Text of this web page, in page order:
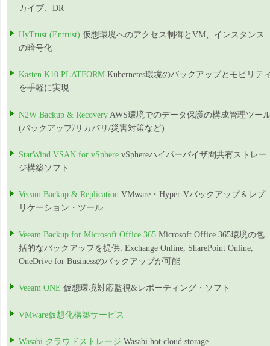
カイブ、DR
HyTrust (Entrust) 仮想環境へのアクセス制御とVM、インスタンス
の暗号化
Kasten K10 PLATFORM Kubernetes環境のバックアップとモビリテ
を手軽に実現
N2W Backup & Recovery AWS環境でのデータ保護の構成管理ツー
(バックアップ/リカバリ/災害対策など)
StarWind VSAN for vSphere vSphereハイパーバイザ間共有ストレー
ジ構築ソフト
Veeam Backup & Replication VMware・Hyper-Vバックアップ＆レプ
リケーション・ツール
Veeam Backup for Microsoft Office 365 Microsoft Office 365環境の包
括的なバックアップを提供: Exchange Online, SharePoint Online,
OneDrive for Businessのバックアップが可能
Veeam ONE 仮想環境対応監視&レポーティング・ソフト
VMware仮想化構築サービス
Wasabi クラウドストレージ Wasabi hot cloud storage